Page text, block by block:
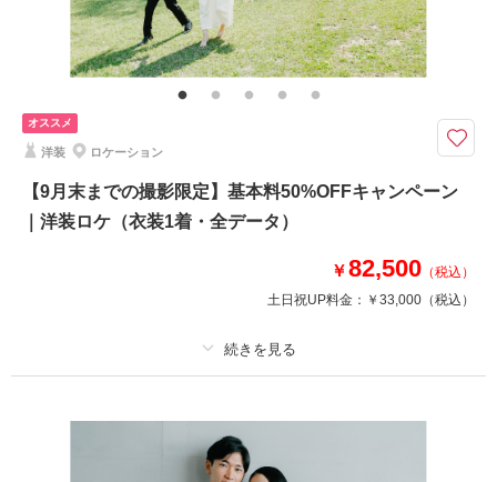
その他含むもの
★早い者勝ち！期間限定半額キャンペーン開催中！ロケ＋スタジオ、和装＋
洋装などプランの組み合わせも可能です。※衣装持ち込み料（衣装1点）…
新婦¥33,000、新郎¥11,000
ふたりの好きがきっと見つかる。特別な思い出を美しく残せるスタジオフォ
通常価格：88,000円（税込）
・美容専属スタッフ
・ブーケ（造花・ブートニア）
オススメ
洋装 ロケーション
【9月末までの撮影限定】基本料50%OFFキャンペーン
｜洋装ロケ（衣装1着・全データ）
￥82,500 （税込）
土日祝UP料金： ￥33,000 （税込）
ヘアメイク